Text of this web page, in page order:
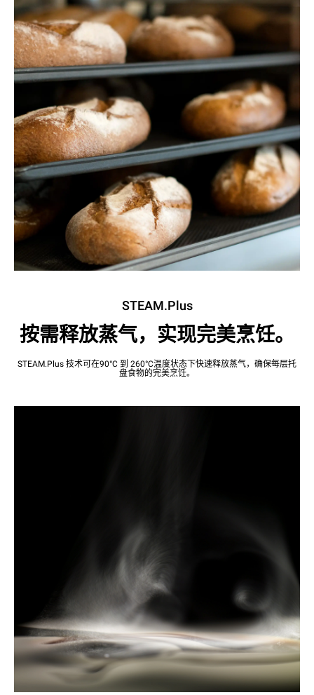
STEAM.Plus
按需释放蒸气，实现完美烹饪。
STEAM.Plus 技术可在90°C 到 260°C温度状态下快速释放蒸气，确保每层托
盘食物的完美烹饪。